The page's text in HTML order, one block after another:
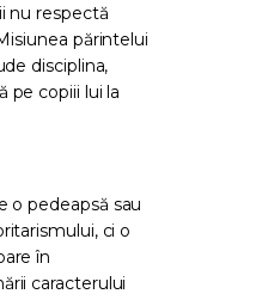
nu respectă
părintelui
disciplina,
pe copiii lui la
o pedeapsă sau
ci o
în
caracterului